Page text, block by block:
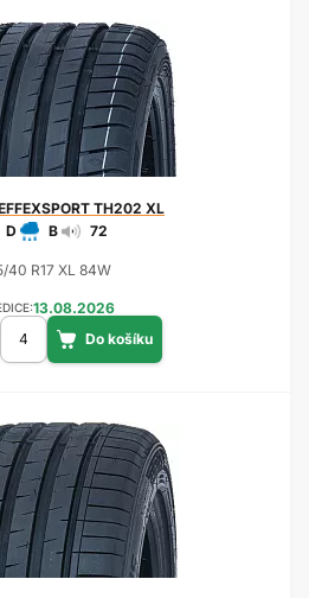
TH202 XL
D
B 72
40 R17 XL 84W
13.08.2026